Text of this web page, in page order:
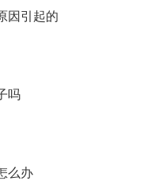
因引起的
吗
么办